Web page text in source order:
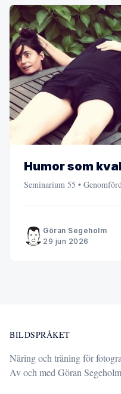
Humor som
Seminarium 55 •
Göran Segeholm
29 jun 2026
BILDSPRÅKET
Näring och träning för
Av och med Göran